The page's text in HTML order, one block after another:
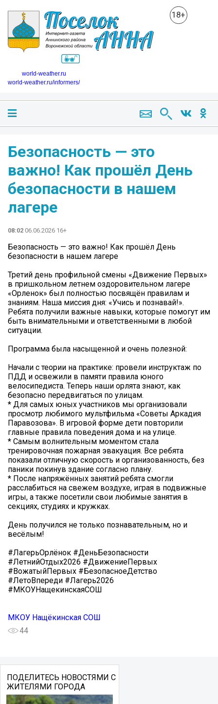
18+
world-weather.ru
world-weather.ru/informers/
Безопасность — это
важно! Как прошёл День
безопасности в нашем
лагере
08:02 06.06.2026 16+
Безопасность — это важно! Как прошёл День
безопасности в нашем лагере
Третий день профильной смены «Движение Первых»
в пришкольном летнем оздоровительном лагере
«Орленок» был полностью посвящён правилам и
знаниям. Наша миссия дня: «Учись и познавай!».
Ребята получили важные навыки, которые помогут им
быть внимательными и ответственными в любой
ситуации.
Программа была насыщенной и очень полезной:
Начали с теории на практике: провели инструктаж по
ПДД и освежили в памяти правила юного
велосипедиста. Теперь наши орлята знают, как
безопасно передвигаться по улицам.
* Для самых юных участников мы организовали
просмотр любимого мультфильма «Советы Аркадия
Паравозова». В игровой форме дети повторили
главные правила поведения дома и на улице.
* Самым волнительным моментом стала
тренировочная пожарная эвакуация. Все ребята
показали отличную скорость и организованность, без
паники покинув здание согласно плану.
* После напряжённых занятий ребята смогли
расслабиться на свежем воздухе, играя в подвижные
игры, а также посетили свои любимые занятия в
секциях, студиях и кружках.
День получился не только познавательным, но и
весёлым!
#ЛагерьОрлёнок #ДеньБезопасности
#ЛетнийОтдых2026 #ДвижениеПервых
#ВожатыйПервых #БезопасноеДетство
#ЛетоВпереди #Лагерь2026
#МКОУНащекинскаяСОШ
МКОУ Нащёкинская СОШ
44
ПОДЕЛИТЕСЬ НОВОСТЯМИ С
ЖИТЕЛЯМИ ГОРОДА